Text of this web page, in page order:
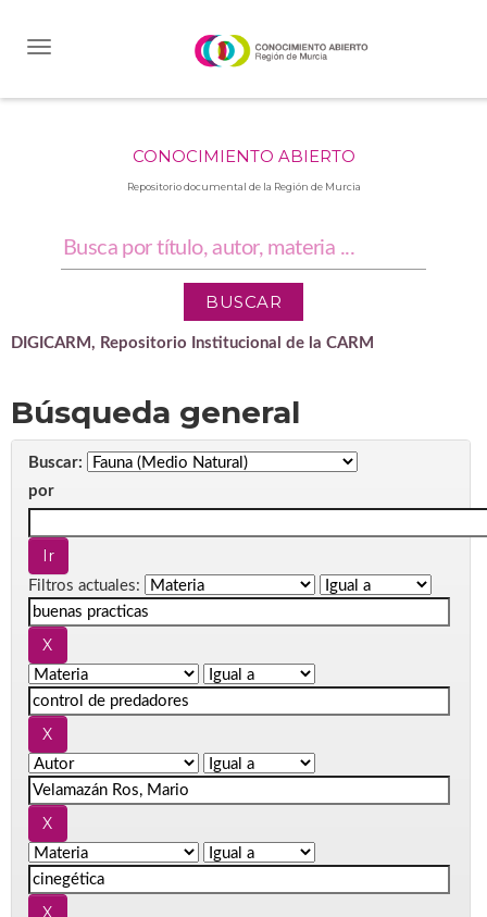
CONOCIMIENTO ABIERTO
Repositorio documental de la Región de Murcia
DIGICARM, Repositorio Institucional de la CARM
Búsqueda general
Buscar:
por
Filtros actuales: